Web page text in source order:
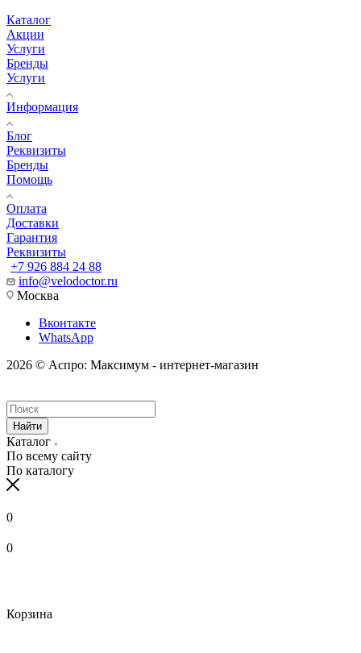
Каталог
Акции
Услуги
Бренды
Услуги
Информация
Блог
Реквизиты
Бренды
Помощь
Оплата
Доставки
Гарантия
Реквизиты
+7 926 884 24 88
info@velodoctor.ru
Москва
Вконтакте
WhatsApp
2026 © Аспро: Максимум - интернет-магазин
Найти
Каталог
По всему сайту
По каталогу
0
0
Корзина